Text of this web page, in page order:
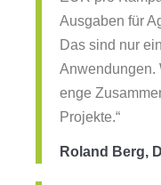
Ausgaben für
Das sind nur
Anwendungen.
enge
Projekte.“
Roland Berg,